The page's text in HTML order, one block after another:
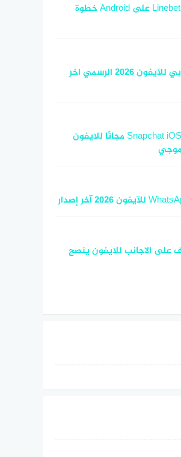
كيفية تحميل Linebet APK على Android خطوة
تحميل إنستقرام عربي للآيفون 2026 الرسمي اخر
سناب شات – تنزيل Snapchat iOS مجانًا للايفون
على الاجانب للايفون ينصح